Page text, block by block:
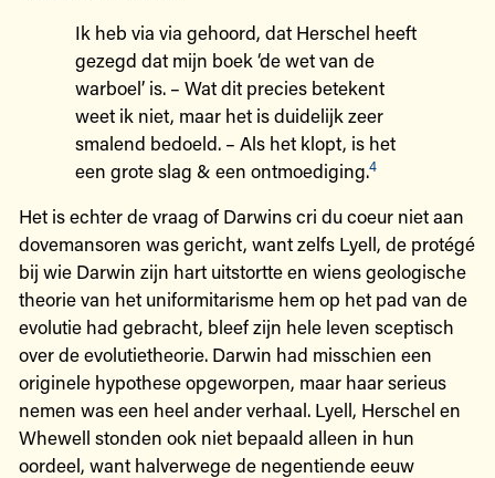
Ik heb via via gehoord, dat Herschel heeft
gezegd dat mijn boek ‘de wet van de
warboel’ is. – Wat dit precies betekent
weet ik niet, maar het is duidelijk zeer
smalend bedoeld. – Als het klopt, is het
een grote slag & een ontmoediging.4
Het is echter de vraag of Darwins cri du coeur niet aan
dovemansoren was gericht, want zelfs Lyell, de protégé
bij wie Darwin zijn hart uitstortte en wiens geologische
theorie van het uniformitarisme hem op het pad van de
evolutie had gebracht, bleef zijn hele leven sceptisch
over de evolutietheorie. Darwin had misschien een
originele hypothese opgeworpen, maar haar serieus
nemen was een heel ander verhaal. Lyell, Herschel en
Whewell stonden ook niet bepaald alleen in hun
oordeel, want halverwege de negentiende eeuw